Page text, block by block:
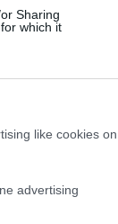
Sharing
which it
like cookies on
advertising